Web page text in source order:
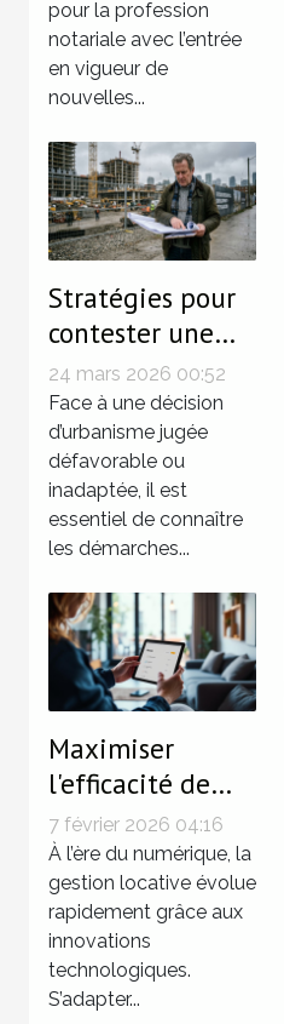
les notaires ?
pour la profession
notariale avec l’entrée
en vigueur de
nouvelles...
Stratégies pour
contester une
décision
d'urbanisme ?
24 mars 2026 00:52
Face à une décision
d’urbanisme jugée
défavorable ou
inadaptée, il est
essentiel de connaître
les démarches...
Maximiser
l'efficacité de
votre gestion
locative avec les
dernières
technologies
7 février 2026 04:16
À l’ère du numérique, la
gestion locative évolue
rapidement grâce aux
innovations
technologiques.
S’adapter...